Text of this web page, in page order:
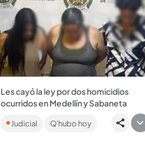
Les cayó la ley por dos homicidios
ocurridos en Medellín y Sabaneta
como José Israel González Saraza y
David Giraldo Sarria. Los cuatro fueron
Judicial Q'hubo hoy